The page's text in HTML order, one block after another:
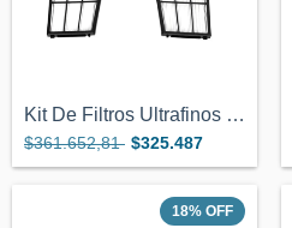
Kit De Filtros Ultrafinos Repuesto Para...
$361.652,81 $325.487
18% OFF